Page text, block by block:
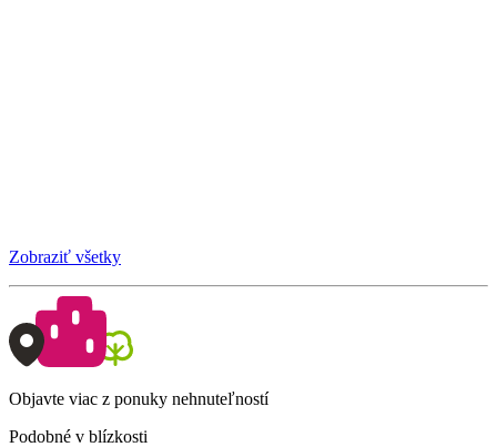
Zobraziť všetky
Objavte viac z ponuky nehnuteľností
Podobné v blízkosti